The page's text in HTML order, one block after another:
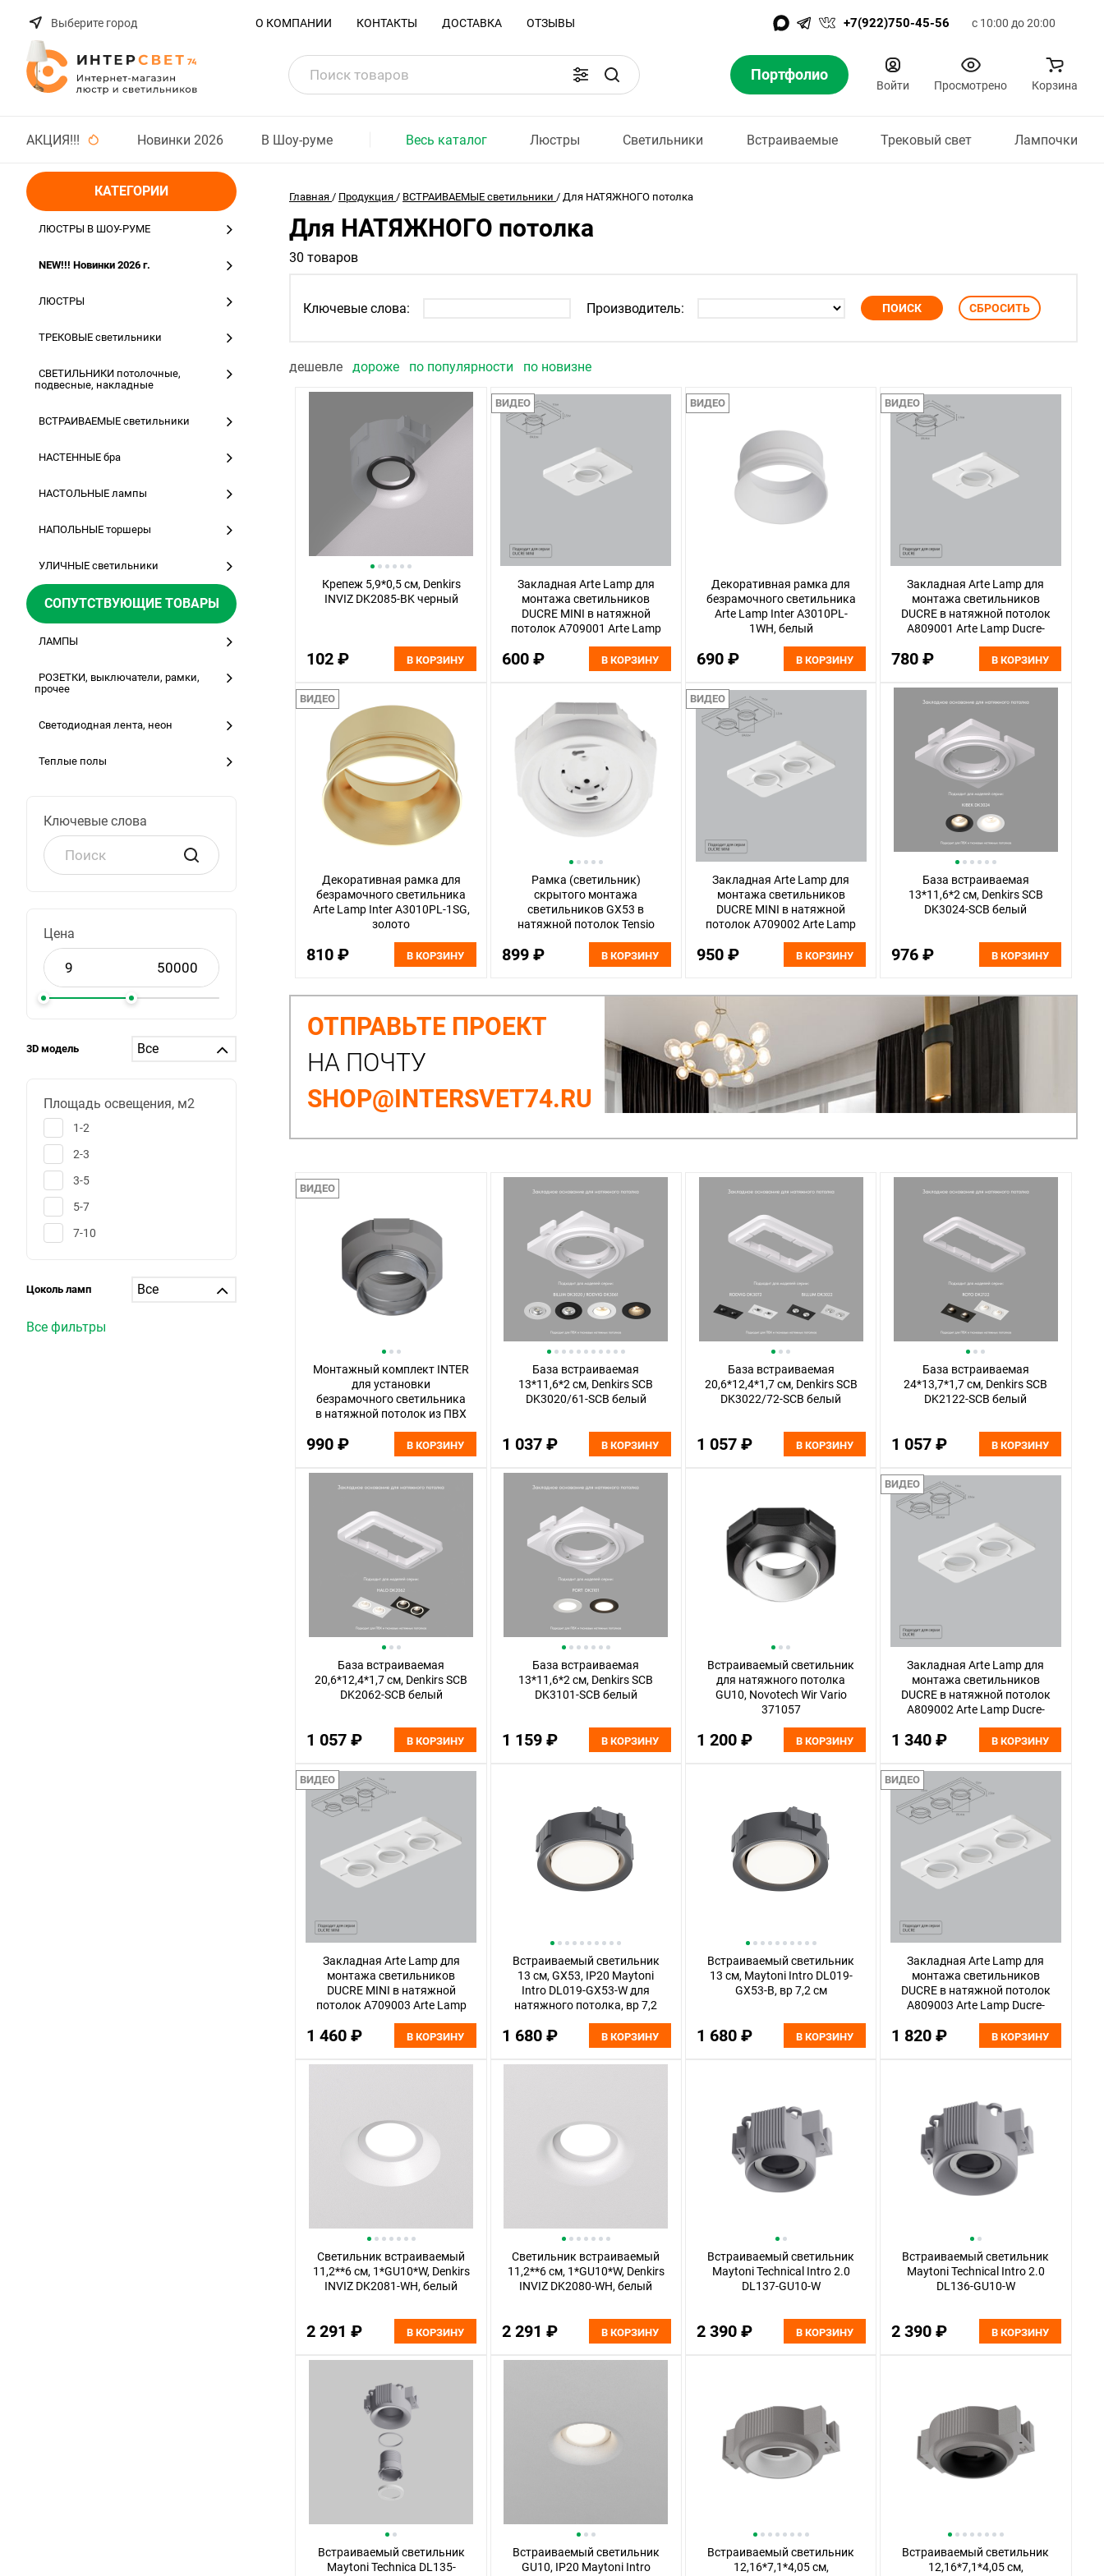
Выберите город О КОМПАНИИ КОНТАКТЫ ДОСТАВКА ОТЗЫВЫ +7(922)750-45-56 с 10:00 до 20:00
Портфолио
Войти Просмотрено Корзина
АКЦИЯ!!! Новинки 2026 В Шоу-руме Весь каталог Люстры Светильники Встраиваемые Трековый свет Лампочки
КАТЕГОРИИ
ЛЮСТРЫ В ШОУ-РУМЕ
NEW!!! Новинки 2026 г.
ЛЮСТРЫ
ТРЕКОВЫЕ светильники
СВЕТИЛЬНИКИ потолочные,
подвесные, накладные
ВСТРАИВАЕМЫЕ светильники
НАСТЕННЫЕ бра
НАСТОЛЬНЫЕ лампы
НАПОЛЬНЫЕ торшеры
УЛИЧНЫЕ светильники
СОПУТСТВУЮЩИЕ ТОВАРЫ
ЛАМПЫ
РОЗЕТКИ, выключатели, рамки,
прочее
Светодиодная лента, неон
Теплые полы
Ключевые слова
Цена
3D модель
Площадь освещения, м2
1-2
2-3
3-5
5-7
7-10
12-15
20-25
Цоколь ламп
Все фильтры
Главная / Продукция / ВСТРАИВАЕМЫЕ светильники / Для НАТЯЖНОГО потолка
Для НАТЯЖНОГО потолка
30 товаров
Ключевые слова: Производитель:
дешевле дороже по популярности по новизне
Крепеж 5,9*0,5 см, Denkirs
INVIZ DK2085-BK черный
102 ₽ В КОРЗИНУ
ВИДЕО
Закладная Arte Lamp для
монтажа светильников
DUCRE MINI в натяжной
потолок A709001 Arte Lamp
600 ₽ В КОРЗИНУ
ВИДЕО
Декоративная рамка для
безрамочного светильника
Arte Lamp Inter A3010PL-
1WH, белый
690 ₽ В КОРЗИНУ
ВИДЕО
Закладная Arte Lamp для
монтажа светильников
DUCRE в натяжной потолок
A809001 Arte Lamp Ducre-
780 ₽ В КОРЗИНУ
ВИДЕО
Декоративная рамка для
безрамочного светильника
Arte Lamp Inter A3010PL-1SG,
золото
810 ₽ В КОРЗИНУ
Рамка (светильник)
скрытого монтажа
светильников GX53 в
натяжной потолок Tensio
899 ₽ В КОРЗИНУ
ВИДЕО
Закладная Arte Lamp для
монтажа светильников
DUCRE MINI в натяжной
потолок A709002 Arte Lamp
950 ₽ В КОРЗИНУ
База встраиваемая
13*11,6*2 см, Denkirs SCB
DK3024-SCB белый
976 ₽ В КОРЗИНУ
ОТПРАВЬТЕ ПРОЕКТ
НА ПОЧТУ
SHOP@INTERSVET74.RU
ВИДЕО
Монтажный комплект INTER
для установки
безрамочного светильника
в натяжной потолок из ПВХ
990 ₽ В КОРЗИНУ
База встраиваемая
13*11,6*2 см, Denkirs SCB
DK3020/61-SCB белый
1 037 ₽ В КОРЗИНУ
База встраиваемая
20,6*12,4*1,7 см, Denkirs SCB
DK3022/72-SCB белый
1 057 ₽ В КОРЗИНУ
База встраиваемая
24*13,7*1,7 см, Denkirs SCB
DK2122-SCB белый
1 057 ₽ В КОРЗИНУ
База встраиваемая
20,6*12,4*1,7 см, Denkirs SCB
DK2062-SCB белый
1 057 ₽ В КОРЗИНУ
База встраиваемая
13*11,6*2 см, Denkirs SCB
DK3101-SCB белый
1 159 ₽ В КОРЗИНУ
Встраиваемый светильник
для натяжного потолка
GU10, Novotech Wir Vario
371057
1 200 ₽ В КОРЗИНУ
ВИДЕО
Закладная Arte Lamp для
монтажа светильников
DUCRE в натяжной потолок
A809002 Arte Lamp Ducre-
1 340 ₽ В КОРЗИНУ
ВИДЕО
Закладная Arte Lamp для
монтажа светильников
DUCRE MINI в натяжной
потолок A709003 Arte Lamp
1 460 ₽ В КОРЗИНУ
Встраиваемый светильник
13 см, GX53, IP20 Maytoni
Intro DL019-GX53-W для
натяжного потолка, вр 7,2
1 680 ₽ В КОРЗИНУ
Встраиваемый светильник
13 см, Maytoni Intro DL019-
GX53-B, вр 7,2 см
1 680 ₽ В КОРЗИНУ
ВИДЕО
Закладная Arte Lamp для
монтажа светильников
DUCRE в натяжной потолок
A809003 Arte Lamp Ducre-
1 820 ₽ В КОРЗИНУ
Светильник встраиваемый
11,2**6 см, 1*GU10*W, Denkirs
INVIZ DK2081-WH, белый
2 291 ₽ В КОРЗИНУ
Светильник встраиваемый
11,2**6 см, 1*GU10*W, Denkirs
INVIZ DK2080-WH, белый
2 291 ₽ В КОРЗИНУ
Встраиваемый светильник
Maytoni Technical Intro 2.0
DL137-GU10-W
2 390 ₽ В КОРЗИНУ
Встраиваемый светильник
Maytoni Technical Intro 2.0
DL136-GU10-W
2 390 ₽ В КОРЗИНУ
Встраиваемый светильник
Maytoni Technica DL135-
Встраиваемый светильник
GU10, IP20 Maytoni Intro
Встраиваемый светильник
12,16*7,1*4,05 см,
Встраиваемый светильник
12,16*7,1*4,05 см,